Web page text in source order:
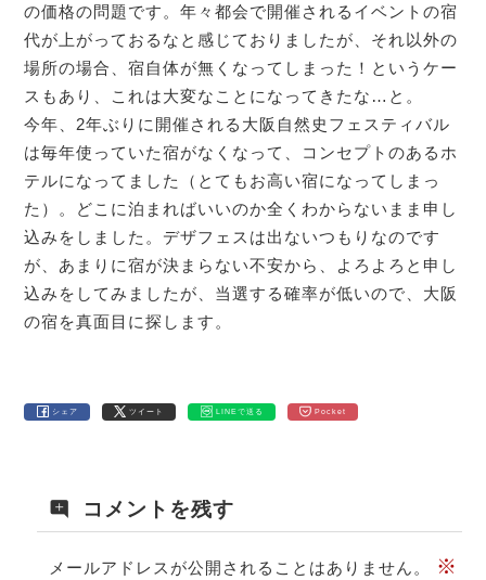
の価格の問題です。年々都会で開催されるイベントの宿
代が上がっておるなと感じておりましたが、それ以外の
場所の場合、宿自体が無くなってしまった！というケー
スもあり、これは大変なことになってきたな…と。
今年、2年ぶりに開催される大阪自然史フェスティバル
は毎年使っていた宿がなくなって、コンセプトのあるホ
テルになってました（とてもお高い宿になってしまっ
た）。どこに泊まればいいのか全くわからないまま申し
込みをしました。デザフェスは出ないつもりなのです
が、あまりに宿が決まらない不安から、よろよろと申し
込みをしてみましたが、当選する確率が低いので、大阪
の宿を真面目に探します。
シェア ツイート LINEで送る Pocket
コメントを残す
メールアドレスが公開されることはありません。 ※